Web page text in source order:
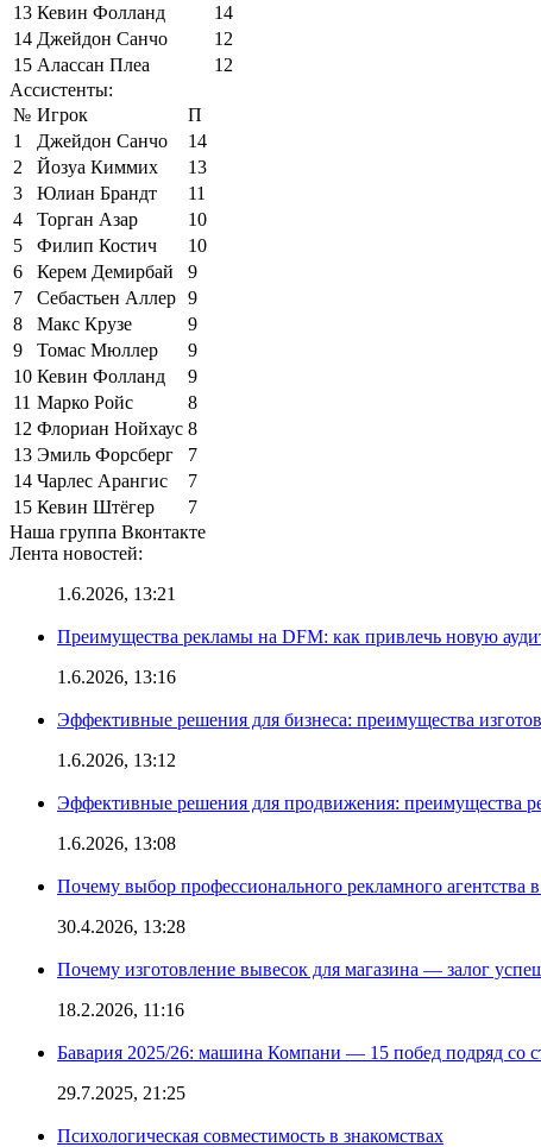
13 Кевин Фолланд
14
14 Джейдон Санчо
12
15 Алассан Плеа
12
Ассистенты:
№ Игрок
П
1
Джейдон Санчо
14
2
Йозуа Киммих
13
3
Юлиан Брандт
11
4
Торган Азар
10
5
Филип Костич
10
6
Керем Демирбай
9
7
Себастьен Аллер 9
8
Макс Крузе
9
9
Томас Мюллер
9
10 Кевин Фолланд
9
11 Марко Ройс
8
12 Флориан Нойхаус 8
13 Эмиль Форсберг
7
14 Чарлес Арангис
7
15 Кевин Штёгер
7
Наша группа Вконтакте
Лента новостей:
1.6.2026, 13:21
Преимущества рекламы на DFM: как привлечь новую
1.6.2026, 13:16
Эффективные решения для бизнеса: преимущества
1.6.2026, 13:12
Эффективные решения для продвижения: преимущества
1.6.2026, 13:08
Почему выбор профессионального рекламного агентства
30.4.2026, 13:28
Почему изготовление вывесок для магазина — залог
18.2.2026, 11:16
Бавария 2025/26: машина Компани — 15 побед подряд со
29.7.2025, 21:25
Психологическая совместимость в знакомствах